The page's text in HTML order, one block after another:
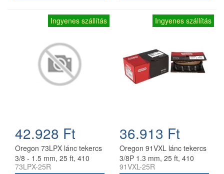
Ingyenes szállítás
42.928 Ft
Oregon 73LPX lánc tekercs
3/8 - 1.5 mm, 25 ft, 410
szem
73LPX-25R
Ingyenes szállítás
36.913 Ft
Oregon 91VXL lánc tekercs
3/8P 1.3 mm, 25 ft, 410
szem
91VXL-25R